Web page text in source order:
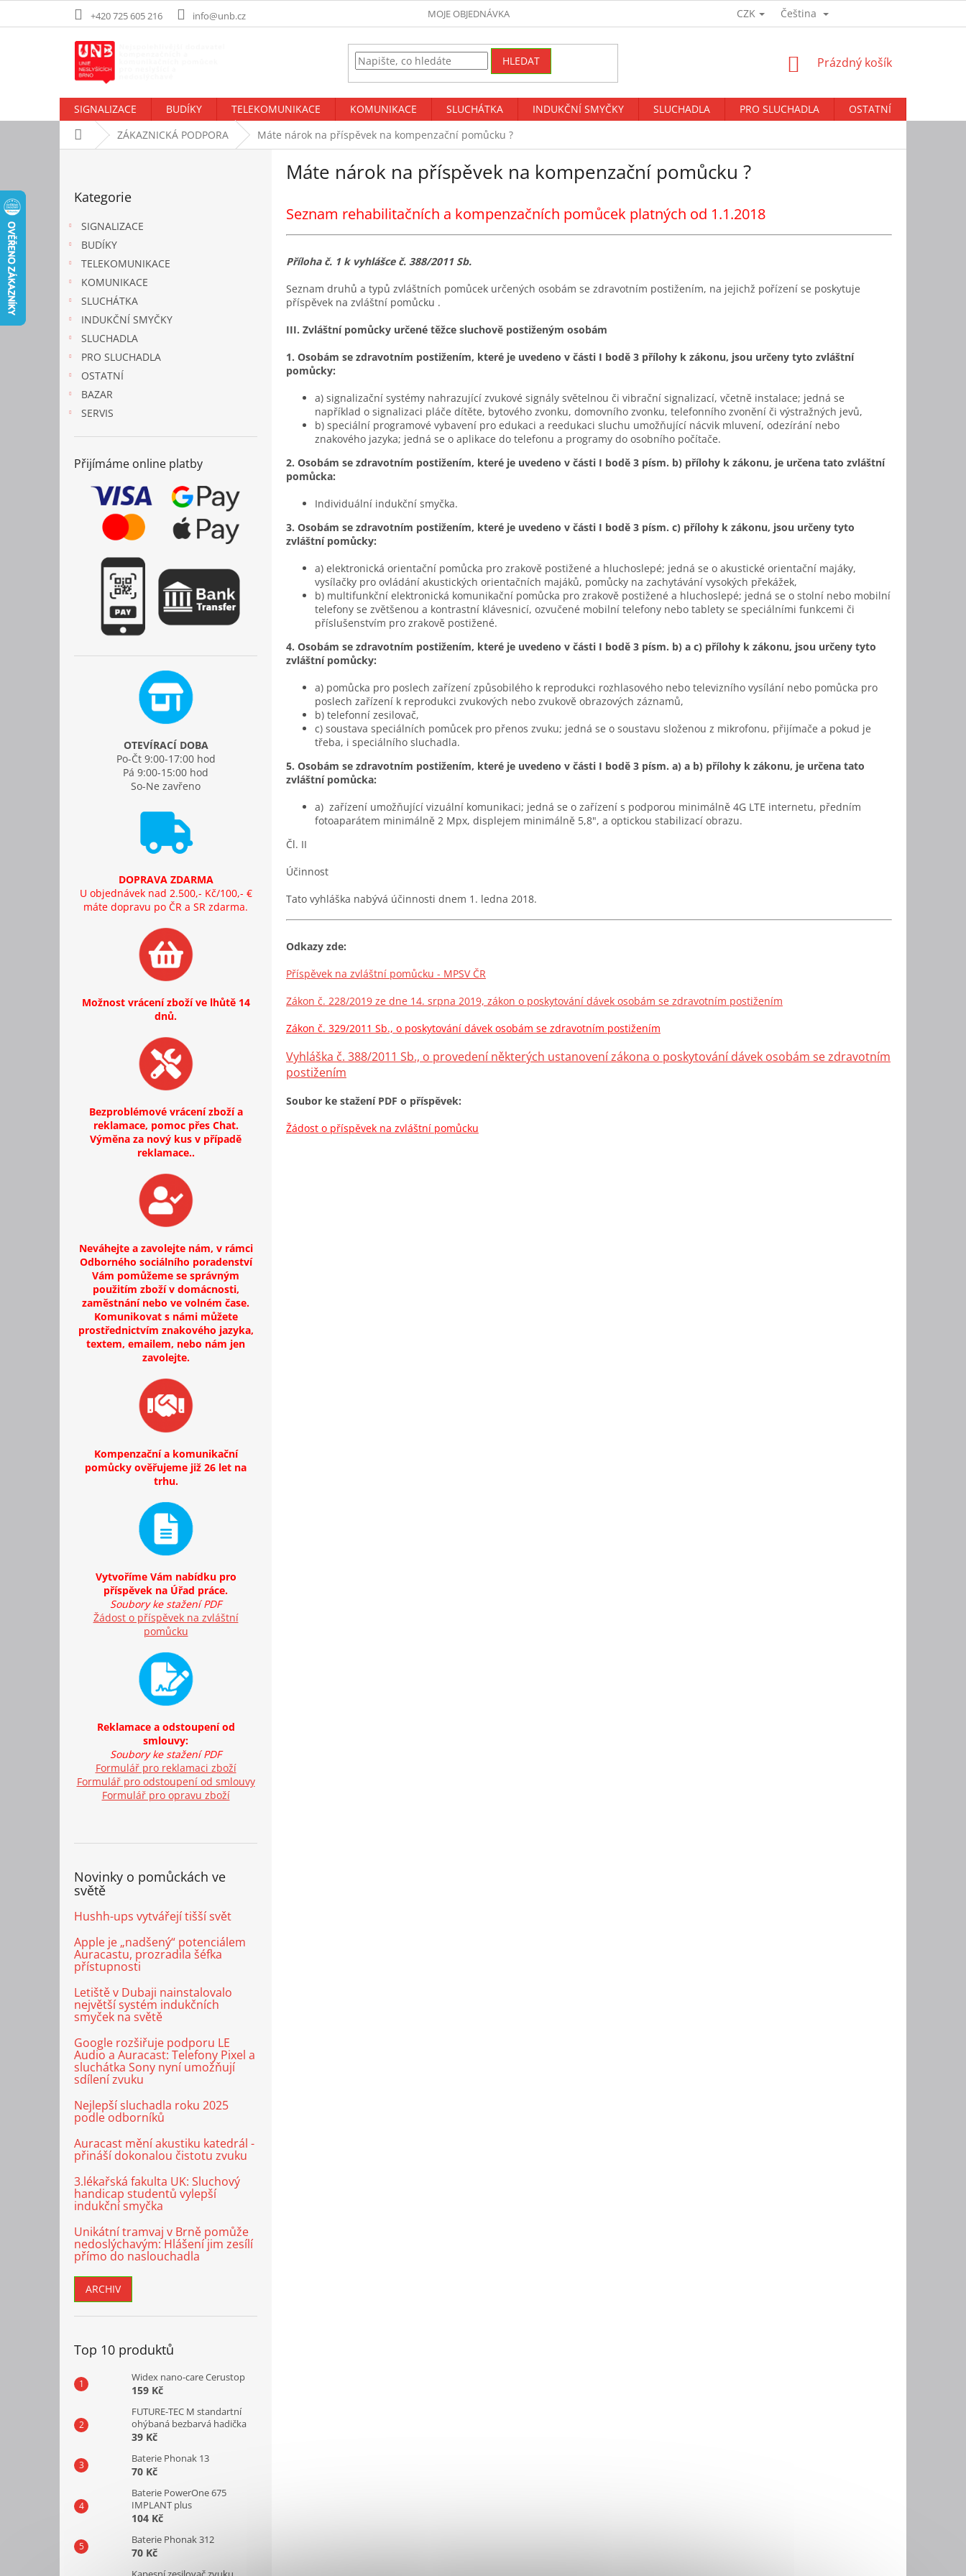
+420 725 605 216 info@unb.cz MOJE OBJEDNÁVKA CZK Čeština
HLEDAT
NÁKUPNÍ
Prázdný košík
SIGNALIZACE BUDÍKY TELEKOMUNIKACE KOMUNIKACE SLUCHÁTKA INDUKČNÍ SMYČKY SLUCHADLA PRO SLUCHADLA OSTATNÍ
Domů ZÁKAZNICKÁ PODPORA Máte nárok na příspěvek na kompenzační pomůcku ?
kategorie
Kategorie
SIGNALIZACE
BUDÍKY
TELEKOMUNIKACE
KOMUNIKACE
SLUCHÁTKA
INDUKČNÍ SMYČKY
SLUCHADLA
PRO SLUCHADLA
OSTATNÍ
BAZAR
SERVIS
Přijímáme online platby
OTEVÍRACÍ DOBA
Po-Čt 9:00-17:00 hod
Pá 9:00-15:00 hod
So-Ne zavřeno
DOPRAVA ZDARMA
U objednávek nad 2.500,- Kč/100,- €
máte dopravu po ČR a SR zdarma.
Možnost vrácení zboží ve lhůtě 14
dnů.
Bezproblémové vrácení zboží a
reklamace, pomoc přes Chat.
Výměna za nový kus v případě
reklamace..
Neváhejte a zavolejte nám, v rámci
Odborného sociálního poradenství
Vám pomůžeme se správným
použitím zboží v domácnosti,
zaměstnání nebo ve volném čase.
Komunikovat s námi můžete
prostřednictvím znakového jazyka,
textem, emailem, nebo nám jen
zavolejte.
Kompenzační a komunikační
pomůcky ověřujeme již 26 let na
trhu.
Vytvoříme Vám nabídku pro
příspěvek na Úřad práce.
Soubory ke stažení PDF
Žádost o příspěvek na zvláštní
pomůcku
Reklamace a odstoupení od
smlouvy:
Soubory ke stažení PDF
Formulář pro reklamaci zboží
Formulář pro odstoupení od smlouvy
Formulář pro opravu zboží
Novinky o pomůckách ve
světě
Hushh-ups vytvářejí tišší svět
Apple je „nadšený“ potenciálem
Auracastu, prozradila šéfka
přístupnosti
Letiště v Dubaji nainstalovalo
největší systém indukčních
smyček na světě
Google rozšiřuje podporu LE
Audio a Auracast: Telefony Pixel a
sluchátka Sony nyní umožňují
sdílení zvuku
Nejlepší sluchadla roku 2025
podle odborníků
Auracast mění akustiku katedrál -
přináší dokonalou čistotu zvuku
3.lékařská fakulta UK: Sluchový
handicap studentů vylepší
indukční smyčka
Unikátní tramvaj v Brně pomůže
nedoslýchavým: Hlášení jim zesílí
přímo do naslouchadla
ARCHIV
Top 10 produktů
Widex nano-care Cerustop
159 Kč
FUTURE-TEC M standartní
ohýbaná bezbarvá hadička
39 Kč
Baterie Phonak 13
70 Kč
Baterie PowerOne 675
IMPLANT plus
104 Kč
Baterie Phonak 312
70 Kč
Máte nárok na příspěvek na kompenzační pomůcku ?
Seznam rehabilitačních a kompenzačních pomůcek platných od 1.1.2018
Příloha č. 1 k vyhlášce č. 388/2011 Sb.
Seznam druhů a typů zvláštních pomůcek určených osobám se zdravotním postižením, na jejichž pořízení se poskytuje
příspěvek na zvláštní pomůcku .
III. Zvláštní pomůcky určené těžce sluchově postiženým osobám
1. Osobám se zdravotním postižením, které je uvedeno v části I bodě 3 přílohy k zákonu, jsou určeny tyto zvláštní
pomůcky:
a) signalizační systémy nahrazující zvukové signály světelnou či vibrační signalizací, včetně instalace; jedná se
například o signalizaci pláče dítěte, bytového zvonku, domovního zvonku, telefonního zvonění či výstražných jevů,
b) speciální programové vybavení pro edukaci a reedukaci sluchu umožňující nácvik mluvení, odezírání nebo
znakového jazyka; jedná se o aplikace do telefonu a programy do osobního počítače.
2. Osobám se zdravotním postižením, které je uvedeno v části I bodě 3 písm. b) přílohy k zákonu, je určena tato zvláštní
pomůcka:
Individuální indukční smyčka.
3. Osobám se zdravotním postižením, které je uvedeno v části I bodě 3 písm. c) přílohy k zákonu, jsou určeny tyto
zvláštní pomůcky:
a) elektronická orientační pomůcka pro zrakově postižené a hluchoslepé; jedná se o akustické orientační majáky,
vysílačky pro ovládání akustických orientačních majáků, pomůcky na zachytávání vysokých překážek,
b) multifunkční elektronická komunikační pomůcka pro zrakově postižené a hluchoslepé; jedná se o stolní nebo mobilní
telefony se zvětšenou a kontrastní klávesnicí, ozvučené mobilní telefony nebo tablety se speciálními funkcemi či
příslušenstvím pro zrakově postižené.
4. Osobám se zdravotním postižením, které je uvedeno v části I bodě 3 písm. b) a c) přílohy k zákonu, jsou určeny tyto
zvláštní pomůcky:
a) pomůcka pro poslech zařízení způsobilého k reprodukci rozhlasového nebo televizního vysílání nebo pomůcka pro
poslech zařízení k reprodukci zvukových nebo zvukově obrazových záznamů,
b) telefonní zesilovač,
c) soustava speciálních pomůcek pro přenos zvuku; jedná se o soustavu složenou z mikrofonu, přijímače a pokud je
třeba, i speciálního sluchadla.
5. Osobám se zdravotním postižením, které je uvedeno v části I bodě 3 písm. a) a b) přílohy k zákonu, je určena tato
zvláštní pomůcka:
a) zařízení umožňující vizuální komunikaci; jedná se o zařízení s podporou minimálně 4G LTE internetu, předním
fotoaparátem minimálně 2 Mpx, displejem minimálně 5,8", a optickou stabilizací obrazu.
Čl. II
Účinnost
Tato vyhláška nabývá účinnosti dnem 1. ledna 2018.
Odkazy zde:
Příspěvek na zvláštní pomůcku - MPSV ČR
Zákon č. 228/2019 ze dne 14. srpna 2019, zákon o poskytování dávek osobám se zdravotním postižením
Zákon č. 329/2011 Sb., o poskytování dávek osobám se zdravotním postižením
Vyhláška č. 388/2011 Sb., o provedení některých ustanovení zákona o poskytování dávek osobám se zdravotním
postižením
Soubor ke stažení PDF o příspěvek:
Žádost o příspěvek na zvláštní pomůcku